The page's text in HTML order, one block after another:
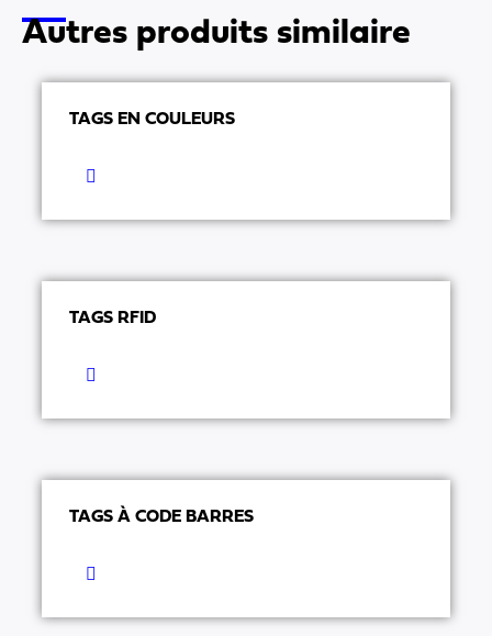
Autres produits similaire
TAGS EN COULEURS
TAGS RFID
TAGS À CODE BARRES